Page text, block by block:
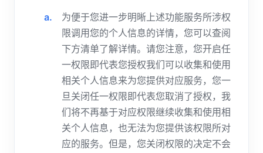
为便于您进一步明晰上述功能服务所涉权
限调用您的个人信息的详情，您可以查阅
下方清单了解详情。请您注意，您开启任
一权限即代表您授权我们可以收集和使用
相关个人信息来为您提供对应服务，您一
旦关闭任一权限即代表您取消了授权，我
们将不再基于对应权限继续收集和使用相
关个人信息，也无法为您提供该权限所对
应的服务。但是，您关闭权限的决定不会